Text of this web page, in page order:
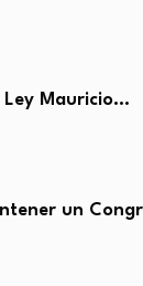
Ley Mauricio…
un